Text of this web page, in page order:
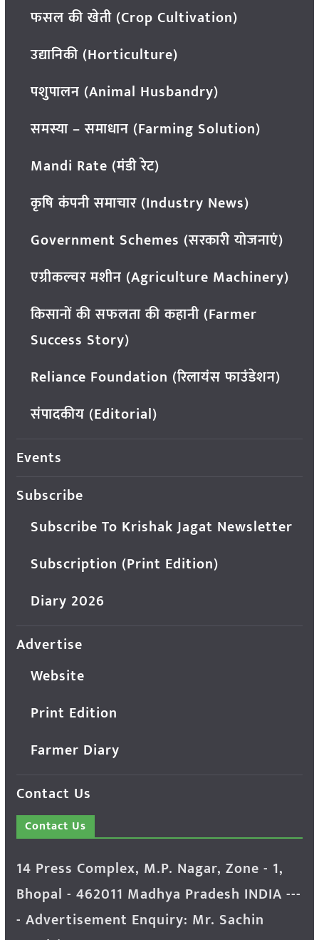
फसल की खेती (Crop Cultivation)
उद्यानिकी (Horticulture)
पशुपालन (Animal Husbandry)
समस्या – समाधान (Farming Solution)
Mandi Rate (मंडी रेट)
कृषि कंपनी समाचार (Industry News)
Government Schemes (सरकारी योजनाएं)
एग्रीकल्चर मशीन (Agriculture Machinery)
किसानों की सफलता की कहानी (Farmer
Success Story)
Reliance Foundation (रिलायंस फाउंडेशन)
संपादकीय (Editorial)
Events
Subscribe
Subscribe To Krishak Jagat Newsletter
Subscription (Print Edition)
Diary 2026
Advertise
Website
Print Edition
Farmer Diary
Contact Us
Contact Us
14 Press Complex, M.P. Nagar, Zone - 1,
Bhopal - 462011 Madhya Pradesh INDIA ---
- Advertisement Enquiry: Mr. Sachin